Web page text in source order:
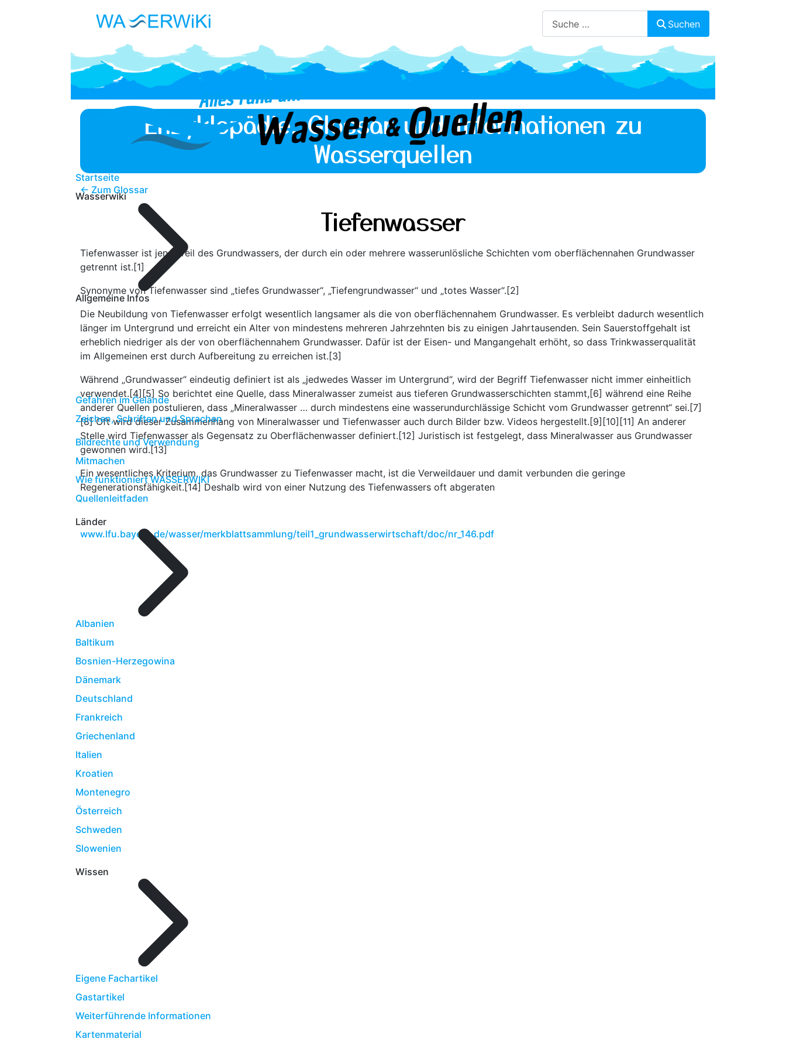
Suchen
Startseite
Wasserwiki
Allgemeine Infos
Gefahren im Gelände
Zeichen, Schriften und Sprachen
Bildrechte und Verwendung
Mitmachen
Wie funktioniert WASSERWIKI
Quellenleitfaden
Länder
Albanien
Baltikum
Bosnien-Herzegowina
Dänemark
Deutschland
Frankreich
Griechenland
Italien
Kroatien
Montenegro
Österreich
Schweden
Slowenien
Wissen
Eigene Fachartikel
Gastartikel
Weiterführende Informationen
Kartenmaterial
Enzyklopädie, Glossar und Informationen zu
Wasserquellen
← Zum Glossar
Tiefenwasser
Tiefenwasser ist jener Teil des Grundwassers, der durch ein oder mehrere wasserunlösliche Schichten vom oberflächennahen Grundwasser
getrennt ist.[1]
Synonyme von Tiefenwasser sind „tiefes Grundwasser“, „Tiefengrundwasser“ und „totes Wasser“.[2]
Die Neubildung von Tiefenwasser erfolgt wesentlich langsamer als die von oberflächennahem Grundwasser. Es verbleibt dadurch wesentlich
länger im Untergrund und erreicht ein Alter von mindestens mehreren Jahrzehnten bis zu einigen Jahrtausenden. Sein Sauerstoffgehalt ist
erheblich niedriger als der von oberflächennahem Grundwasser. Dafür ist der Eisen- und Mangangehalt erhöht, so dass Trinkwasserqualität
im Allgemeinen erst durch Aufbereitung zu erreichen ist.[3]
Während „Grundwasser“ eindeutig definiert ist als „jedwedes Wasser im Untergrund“, wird der Begriff Tiefenwasser nicht immer einheitlich
verwendet.[4][5] So berichtet eine Quelle, dass Mineralwasser zumeist aus tieferen Grundwasserschichten stammt,[6] während eine Reihe
anderer Quellen postulieren, dass „Mineralwasser … durch mindestens eine wasserundurchlässige Schicht vom Grundwasser getrennt“ sei.[7]
[8] Oft wird dieser Zusammenhang von Mineralwasser und Tiefenwasser auch durch Bilder bzw. Videos hergestellt.[9][10][11] An anderer
Stelle wird Tiefenwasser als Gegensatz zu Oberflächenwasser definiert.[12] Juristisch ist festgelegt, dass Mineralwasser aus Grundwasser
gewonnen wird.[13]
Ein wesentliches Kriterium, das Grundwasser zu Tiefenwasser macht, ist die Verweildauer und damit verbunden die geringe
Regenerationsfähigkeit.[14] Deshalb wird von einer Nutzung des Tiefenwassers oft abgeraten
www.lfu.bayern.de/wasser/merkblattsammlung/teil1_grundwasserwirtschaft/doc/nr_146.pdf